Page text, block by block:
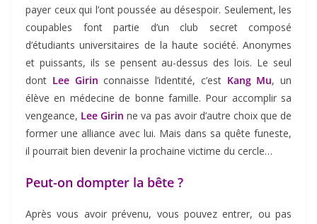
payer ceux qui l’ont poussée au désespoir. Seulement, les
coupables font partie d’un club secret composé
d’étudiants universitaires de la haute société. Anonymes
et puissants, ils se pensent au-dessus des lois. Le seul
dont Lee Girin connaisse l’identité, c’est Kang Mu, un
élève en médecine de bonne famille. Pour accomplir sa
vengeance, Lee Girin ne va pas avoir d’autre choix que de
former une alliance avec lui. Mais dans sa quête funeste,
il pourrait bien devenir la prochaine victime du cercle…
Peut-on dompter la bête ?
Après vous avoir prévenu, vous pouvez entrer, ou pas